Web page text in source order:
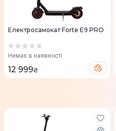
Електросамокат Forte E9 PRO
Немає в наявності
12 999₴